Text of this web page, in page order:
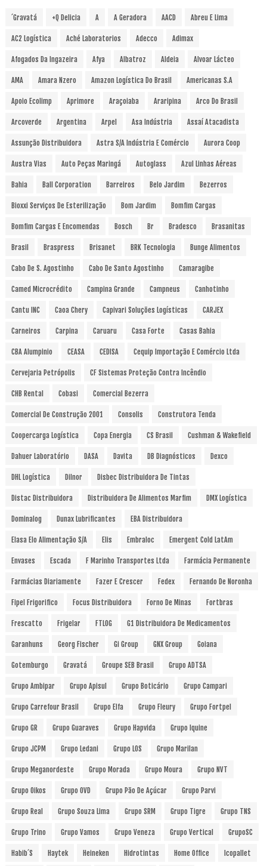
´Gravatá +Q Delicia A A Geradora AACD Abreu E Lima
AC2 Logística Aché Laboratorios Adecco Adimax
Afogados Da Ingazeira Afya Albatroz Aldeia Alvoar Lácteo
AMA Amara Nzero Amazon Logística Do Brasil Americanas S.A
Apoio Ecolimp Aprimore Araçoiaba Araripina Arco Do Brasil
Arcoverde Argentina Arpel Asa Indústria Assaí Atacadista
Assunção Distribuidora Astra S/A Indústria E Comércio Aurora Coop
Austra Vias Auto Peças Maringá Autoglass Azul Linhas Aéreas
Bahia Ball Corporation Barreiros Belo Jardim Bezerros
Bioxxi Serviços De Esterilização Bom Jardim Bomfim Cargas
Bomfim Cargas E Encomendas Bosch Br Bradesco Brasanitas
Brasil Braspress Brisanet BRK Tecnologia Bunge Alimentos
Cabo De S. Agostinho Cabo De Santo Agostinho Camaragibe
Camed Microcrédito Campina Grande Campneus Canhotinho
Cantu INC Caoa Chery Capivari Soluções Logísticas CARJEX
Carneiros Carpina Caruaru Casa Forte Casas Bahia
CBA Alumpinio CEASA CEDISA Cequip Importação E Comércio Ltda
Cervejaria Petrópolis CF Sistemas Proteção Contra Incêndio
CHB Rental Cobasi Comercial Bezerra
Comercial De Construção 2001 Consolis Construtora Tenda
Coopercarga Logística Copa Energia CS Brasil Cushman & Wakefield
Dahuer Laboratório DASA Davita DB Diagnósticos Dexco
DHL Logística Dilnor Disbec Distribuidora De Tintas
Distac Distribuidora Distribuidora De Alimentos Marfim DMX Logística
Dominalog Dunax Lubrificantes EBA Distribuidora
Elasa Elo Alimentação S/A Elis Embraloc Emergent Cold LatAm
Envases Escada F Marinho Transportes Ltda Farmácia Permanente
Farmácias Diariamente Fazer E Crescer Fedex Fernando De Noronha
Fipel Frigorifico Focus Distribuidora Forno De Minas Fortbras
Frescatto Frigelar FTLOG G1 Distribuidora De Medicamentos
Garanhuns Georg Fischer Gi Group GNX Group Goiana
Gotemburgo Gravatá Groupe SEB Brasil Grupo ADTSA
Grupo Ambipar Grupo Apisul Grupo Boticário Grupo Campari
Grupo Carrefour Brasil Grupo Elfa Grupo Fleury Grupo Fortpel
Grupo GR Grupo Guaraves Grupo Hapvida Grupo Iquine
Grupo JCPM Grupo Ledani Grupo LOS Grupo Marilan
Grupo Meganordeste Grupo Morada Grupo Moura Grupo NVT
Grupo Oikos Grupo OVD Grupo Pão De Açúcar Grupo Parvi
Grupo Real Grupo Souza Lima Grupo SRM Grupo Tigre Grupo TNS
Grupo Trino Grupo Vamos Grupo Veneza Grupo Vertical GrupoSC
Habib´s Haytek Heineken Hidrotintas Home Office Icopallet